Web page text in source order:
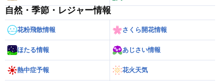
自然・季節・レジャー情報
花粉飛散情報 さくら開花情報
ほたる情報 あじさい情報
熱中症予報 花火天気